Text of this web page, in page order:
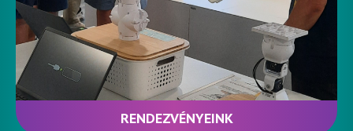
RENDEZVÉNYEINK